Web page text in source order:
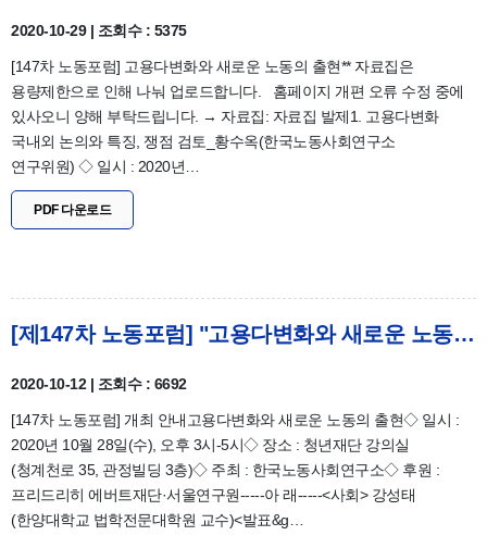
2020-10-29 | 조회수 : 5375
[147차 노동포럼] 고용다변화와 새로운 노동의 출현** 자료집은
용량제한으로 인해 나눠 업로드합니다. 홈페이지 개편 오류 수정 중에
있사오니 양해 부탁드립니다. → 자료집: 자료집 발제1. 고용다변화
국내외 논의와 특징, 쟁점 검토_황수옥(한국노동사회연구소
연구위원) ◇ 일시 : 2020년…
PDF 다운로드
[제147차 노동포럼] "고용다변화와 새로운 노동의 출현" 개최 안내
2020-10-12 | 조회수 : 6692
[147차 노동포럼] 개최 안내고용다변화와 새로운 노동의 출현◇ 일시 :
2020년 10월 28일(수), 오후 3시-5시◇ 장소 : 청년재단 강의실
(청계천로 35, 관정빌딩 3층)◇ 주최 : 한국노동사회연구소◇ 후원 :
프리드리히 에버트재단·서울연구원-----아 래-----<사회> 강성태
(한양대학교 법학전문대학원 교수)<발표&g…